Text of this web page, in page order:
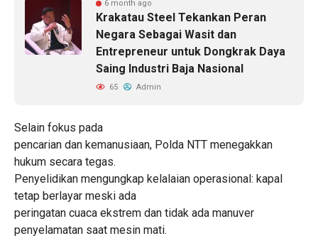
6 month ago
Krakatau Steel Tekankan Peran
Negara Sebagai Wasit dan
Entrepreneur untuk Dongkrak Daya
Saing Industri Baja Nasional
65 Admin
Selain fokus pada
pencarian dan kemanusiaan, Polda NTT menegakkan
hukum secara tegas.
Penyelidikan mengungkap kelalaian operasional: kapal
tetap berlayar meski ada
peringatan cuaca ekstrem dan tidak ada manuver
penyelamatan saat mesin mati.